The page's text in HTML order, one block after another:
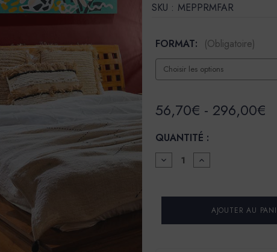
SKU : MEPPRMFAR
FORMAT: (Obligatoire)
56,70€ - 296,00€
QUANTITÉ :
DIMINUER
LA
PEINTURE
PREMIUM
AUGMENTER
LA
PEINTURE
PREMIUM